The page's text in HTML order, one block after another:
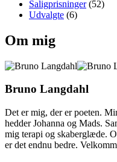
Saligprisninger(52)
Udvalgte (6)
Om mig
Bruno Langdahl
Det er mig, der er poeten.
hedder Johanna og Mads.
mig terapi og skaberglæde.
er det endnu bedre.